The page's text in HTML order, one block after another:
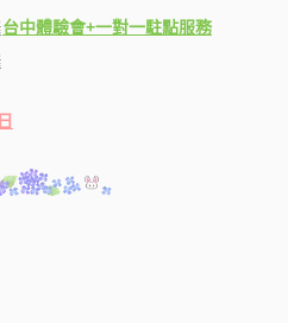
台中體驗會+一對一駐點服務